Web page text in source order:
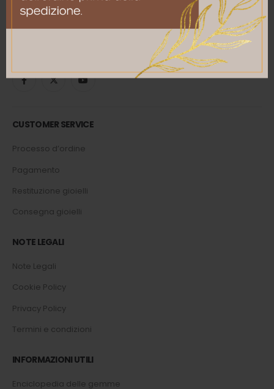
1000.gioielli@gmail.com
CUSTOMER SERVICE
Processo d’ordine
Pagamento
Restituzione gioielli
Consegna gioielli
NOTE LEGALI
Note Legali
Cookie Policy
Privacy Policy
Termini e condizioni
INFORMAZIONI UTILI
Enciclopedia delle gemme